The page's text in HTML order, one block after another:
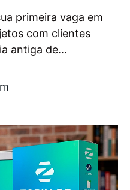
primeira vaga em
com clientes
antiga de...